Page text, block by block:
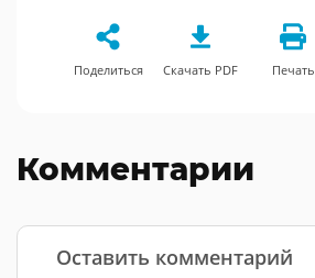
Поделиться Скачать PDF Печать
Комментарии
Оставить комментарий